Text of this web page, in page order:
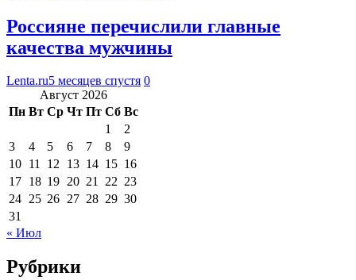
Россияне перечислили главные
качества мужчины
Lenta.ru5 месяцев спустя 0
Август 2026
Пн Вт Ср Чт Пт Сб Вс
1
2
3
4 5 6 7 8
9
10 11 12 13 14 15 16
17 18 19 20 21 22 23
24 25 26 27 28 29 30
31
« Июл
Рубрики